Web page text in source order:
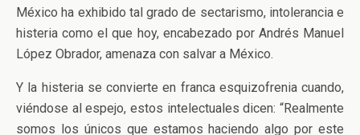
México ha exhibido tal grado de sectarismo, intolerancia e
histeria como el que hoy, encabezado por Andrés Manuel
López Obrador, amenaza con salvar a México.
Y la histeria se convierte en franca esquizofrenia cuando,
viéndose al espejo, estos intelectuales dicen: “Realmente
somos los únicos que estamos haciendo algo por este